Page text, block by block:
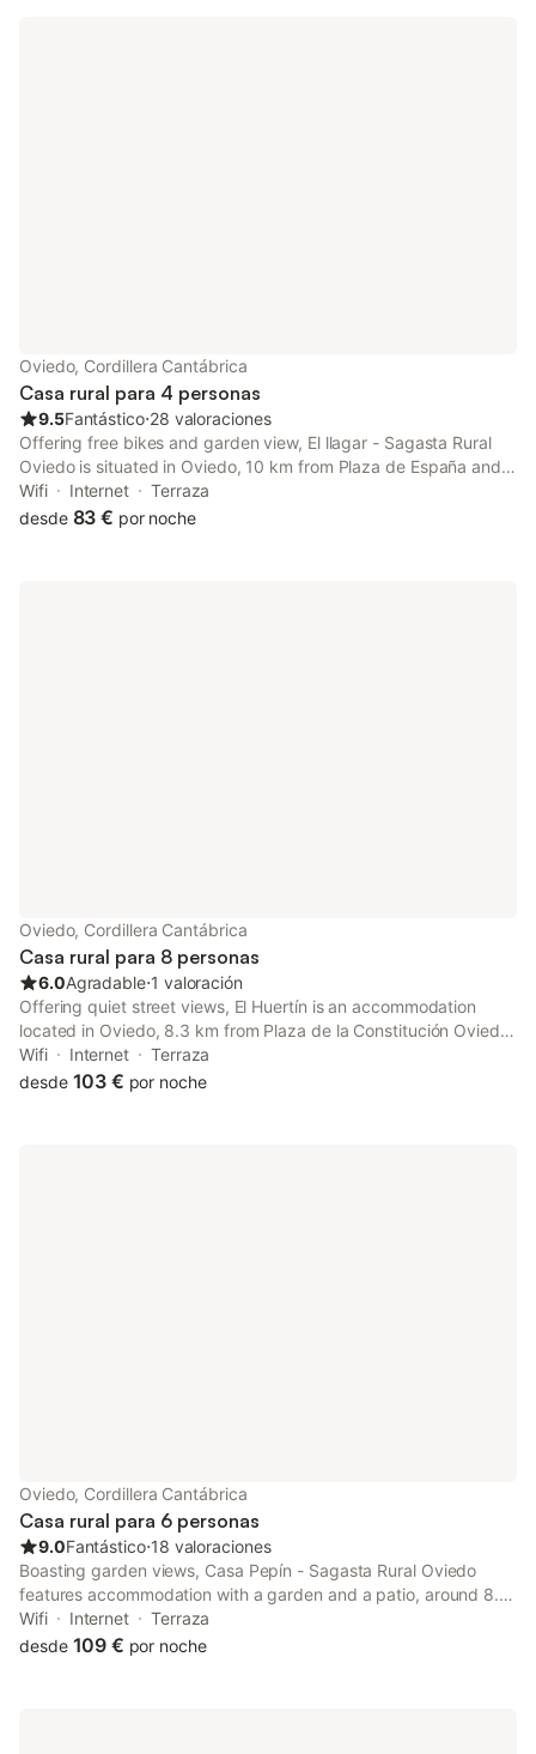
Oviedo, Cordillera Cantábrica
Casa rural para 4 personas
9.5Fantástico⋅28 valoraciones
Offering free bikes and garden view, El llagar - Sagasta Rural
Oviedo is situated in Oviedo, 10 km from Plaza de España and
5.7 km from Church of San Julián de los Prados. This property
offers access to a balcony, free private parking and free WiFi.
Wifi Internet
Terraza
desde 83 € por noche
Oviedo, Cordillera Cantábrica
Casa rural para 8 personas
6.0Agradable⋅1 valoración
Offering quiet street views, El Huertín is an accommodation
located in Oviedo, 8.3 km from Plaza de la Constitución Oviedo
and 5.5 km from Carlos Tartiere Stadium. The property features
river and garden views, and is 7.7 km from Plaza de España.
Wifi Internet
Terraza
desde 103 € por noche
Oviedo, Cordillera Cantábrica
Casa rural para 6 personas
9.0Fantástico⋅18 valoraciones
Boasting garden views, Casa Pepín - Sagasta Rural Oviedo
features accommodation with a garden and a patio, around 8.2
km from Plaza de la Constitución Oviedo. This property offers
access to a balcony, darts, free private parking and free WiFi.
Wifi Internet
Terraza
desde 109 € por noche